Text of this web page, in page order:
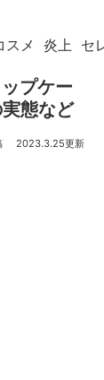
スメ 炎上 セ
プケー
態など
2023.3.25